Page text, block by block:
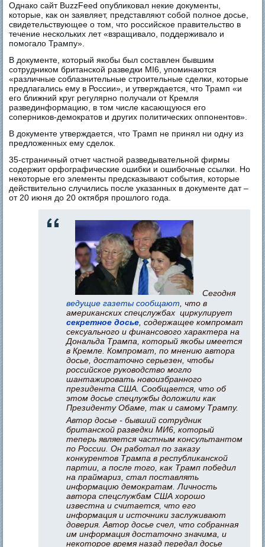
Однако сайт BuzzFeed опубликовал некие документы,
которые, как он заявляет, представляют собой полное досье,
свидетельствующее о том, что российское правительство в
течение нескольких лет «взращивало, поддерживало и
помогало Трампу».
В документе, который якобы был составлен бывшим
сотрудником британской разведки MI6, упоминаются
«различные соблазнительные строительные сделки, которые
предлагались ему в России», и утверждается, что Трамп «и
его ближний круг регулярно получали от Кремля
развединформацию, в том числе касающуюся его
соперников-демократов и других политических оппонентов».
В документе утверждается, что Трамп не принял ни одну из
предложенных ему сделок.
35-страничный отчет частной разведывательной фирмы
содержит орфографические ошибки и ошибочные ссылки. Но
некоторые его элементы предсказывают события, которые
действительно случились после указанных в документе дат –
от 20 июня до 20 октября прошлого года.
Сегодня
ведущие газеты сообщают , что в
американских спецслужбах циркулирует
секретное досье , содержащее компромат
сексуального и финансового характера на
Дональда Трампа, который якобы имеется
в Кремле. Компромат, по мнению автора
досье, достаточно серьезен, чтобы
российское руководство могло
шантажировать новоизбранного
президента США. Сообщается, что об
этом досье спецлужбы доложили как
Президенту Обаме, так и самому Трампу.
Автор досье - бывший сотрудник
британской разведки МИ6, который
теперь является частным консультантом
по России. Он работал по заказу
конкурентов Трампа в республиканской
партии, а после того, как Трамп победил
на праймариз, стал поставлять
информацию демократам. Личность
автора спецслужбам США хорошо
известна и считается, что его
информация и источники заслуживают
доверия. Автор досье счел, что собранная
им информация достаточно значима, и
некоторое время назад передал досье